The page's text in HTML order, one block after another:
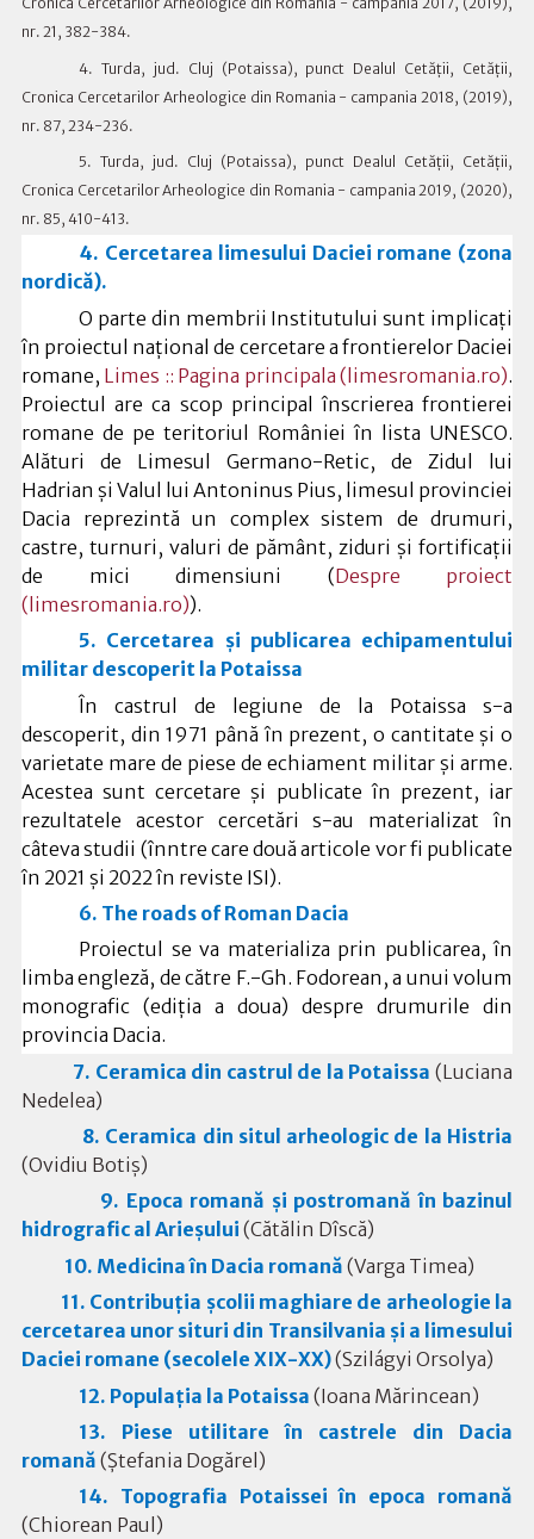
nr. 21, 382-384.
4. Turda, jud. Cluj (Potaissa), punct Dealul Cetății, Cetății,
Cronica Cercetarilor Arheologice din Romania - campania 2018, (2019),
nr. 87, 234-236.
5. Turda, jud. Cluj (Potaissa), punct Dealul Cetății, Cetății,
Cronica Cercetarilor Arheologice din Romania - campania 2019, (2020),
nr. 85, 410-413.
4. Cercetarea limesului Daciei romane (zona
nordică).
O parte din membrii Institutului sunt implicați
în proiectul național de cercetare a frontierelor Daciei
romane, Limes :: Pagina principala (limesromania.ro).
Proiectul are ca scop principal înscrierea frontierei
romane de pe teritoriul României în lista UNESCO.
Alături de Limesul Germano-Retic, de Zidul lui
Hadrian și Valul lui Antoninus Pius, limesul provinciei
Dacia reprezintă un complex sistem de drumuri,
castre, turnuri, valuri de pământ, ziduri și fortificații
de mici dimensiuni (Despre proiect
(limesromania.ro)).
5. Cercetarea și publicarea echipamentului
militar descoperit la Potaissa
În castrul de legiune de la Potaissa s-a
descoperit, din 1971 până în prezent, o cantitate și o
varietate mare de piese de echiament militar și arme.
Acestea sunt cercetare și publicate în prezent, iar
rezultatele acestor cercetări s-au materializat în
câteva studii (înntre care două articole vor fi publicate
în 2021 și 2022 în reviste ISI).
6. The roads of Roman Dacia
Proiectul se va materializa prin publicarea, în
limba engleză, de către F.-Gh. Fodorean, a unui volum
monografic (ediția a doua) despre drumurile din
provincia Dacia.
7. Ceramica din castrul de la Potaissa(Luciana
Nedelea)
8. Ceramica din situl arheologic de la Histria
(Ovidiu Botiș)
9. Epoca romană şi postromană în bazinul
hidrografic al Arieşului (Cătălin Dîscă)
10. Medicina în Dacia romană (Varga Timea)
11. Contribuția școlii maghiare de arheologie la
cercetarea unor situri din Transilvania și a limesului
Daciei romane (secolele XIX-XX)(Szilágyi Orsolya)
12. Populația la Potaissa (Ioana Mărincean)
13. Piese utilitare în castrele din Dacia
romană (Ștefania Dogărel)
14. Topografia Potaissei în epoca romană
(Chiorean Paul)